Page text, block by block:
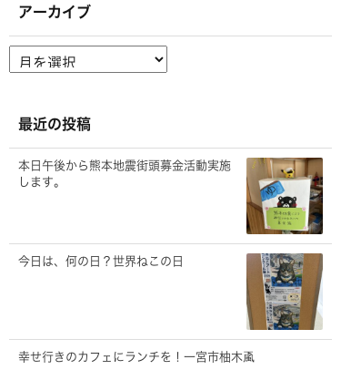
アーカイブ
ー
ブ
最近の投稿
本日午後から熊本地震街頭募金活動実施
します。
今日は、何の日？世界ねこの日
幸せ行きのカフェにランチを！一宮市柚木颪